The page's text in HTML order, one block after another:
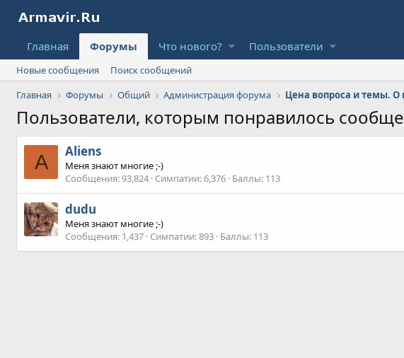
Главная Форумы Что нового? Пользователи
Новые сообщения
Поиск сообщений
Главная
Форумы Общий Администрация форума
Пользователи, которым понравилось
A Aliens
Меня знают многие ;-)
Сообщения 93,824 Симпатии 6,376 Баллы 113
dudu
Меня знают многие ;-)
Сообщения 1,437 Симпатии 893 Баллы 113